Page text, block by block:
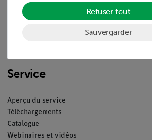
Contact
Conditions générales de vente
Service
Aperçu du service
Téléchargements
Catalogue
Webinaires et vidéos
Refuser tout
Sauvergarder